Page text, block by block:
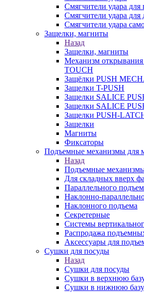
Смягчители удара для
Смягчители удара для
Cмягчители удара
Защелки, магниты
Назад
Защелки, магниты
Механизм
TOUCH
Защёлки PUSH
Защелки T-PUSH
Защелки SALICE
Защелки SALICE
Защелки PUSH-
Защелки
Магниты
Фиксаторы
Подъемные механизмы для
Назад
Подъемные
Для складных вверх
Параллельного
Наклонно-
Наклонного подъема
Секретерные
Системы
Распродажа
Аксессуары для
Сушки для посуды
Назад
Сушки для посуды
Сушки в верхнюю
Сушки в нижнюю